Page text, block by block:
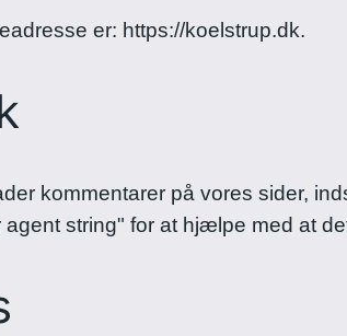
er: https://koelstrup.dk.
kommentarer på vores sider,
agent string" for at hjælpe med at